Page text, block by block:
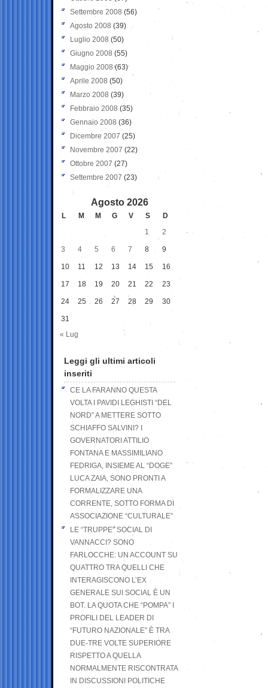
Settembre 2008 (56)
Agosto 2008 (39)
Luglio 2008 (50)
Giugno 2008 (55)
Maggio 2008(63)
Aprile 2008 (50)
Marzo 2008 (39)
Febbraio 2008 (35)
Gennaio 2008 (36)
Dicembre 2007 (25)
Novembre 2007 (22)
Ottobre 2007 (27)
Settembre 2007 (23)
Agosto 2026
L M M G V S
D
1
2
3 4 5 6 7 8 9
10 11 12 13 14 15 16
17 18 19 20 21 22 23
24 25 26 27 28 29 30
31
« Lug
Leggi gli ultimi articoli
inseriti
CE LA FARANNO QUESTA
VOLTA I PAVIDI LEGHISTI “DEL
NORD” A METTERE SOTTO
SCHIAFFO SALVINI? I
GOVERNATORI ATTILIO
FONTANA E MASSIMILIANO
FEDRIGA, INSIEME AL “DOGE”
LUCA ZAIA, SONO PRONTI A
FORMALIZZARE UNA
CORRENTE, SOTTO FORMA DI
ASSOCIAZIONE “CULTURALE”
LE “TRUPPE” SOCIAL DI
VANNACCI? SONO
FARLOCCHE: UN ACCOUNT SU
QUATTRO TRA QUELLI CHE
INTERAGISCONO L’EX
GENERALE SUI SOCIAL È UN
BOT. LA QUOTA CHE “POMPA” I
PROFILI DEL LEADER DI
“FUTURO NAZIONALE” È TRA
DUE-TRE VOLTE SUPERIORE
RISPETTO A QUELLA
NORMALMENTE RISCONTRATA
IN DISCUSSIONI POLITICHE